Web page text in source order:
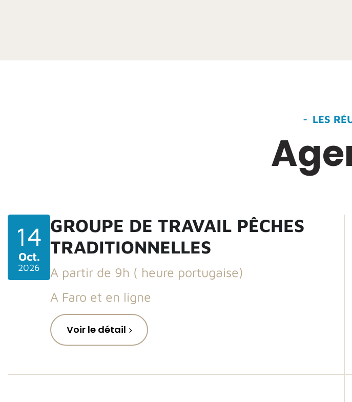
LES
14
Oct.
2026
GROUPE DE TRAVAIL PÊCHES
TRADITIONNELLES
A partir de 9h ( heure portugaise)
A Faro et en ligne
Voir le détail